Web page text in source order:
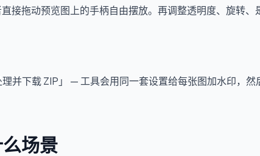
接拖动预览图上的手柄自由摆放。再调整透明度、旋转、
并下载 ZIP」 — 工具会用同一套设置给每张图加水印，然
场景